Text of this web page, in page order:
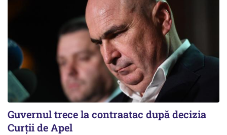
Guvernul trece la contraatac după decizia
Curții de Apel